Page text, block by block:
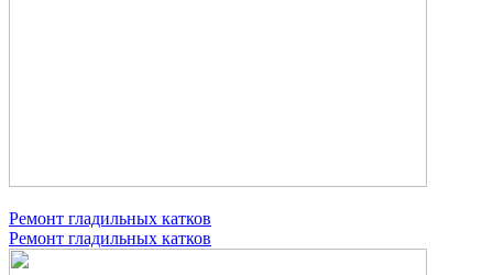
Ремонт гладильных катков
Ремонт гладильных катков